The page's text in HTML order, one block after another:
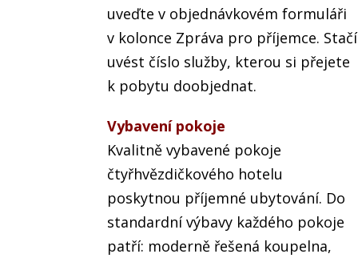
uveďte v objednávkovém formuláři
v kolonce Zpráva pro příjemce. Stačí
uvést číslo služby, kterou si přejete
k pobytu doobjednat.
Vybavení pokoje
Kvalitně vybavené pokoje
čtyřhvězdičkového hotelu
poskytnou příjemné ubytování. Do
standardní výbavy každého pokoje
patří: moderně řešená koupelna,